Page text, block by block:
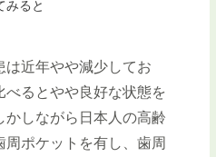
みると
は近年やや減少してお
べるとやや良好な状態を
かしながら日本人の高齢
周ポケットを有し、歯周